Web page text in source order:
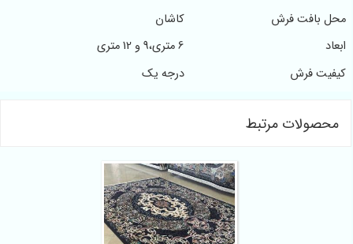
محل بافت فرش
کاشان
ابعاد
6 متری،9 و 12 متری
کیفیت فرش
درجه یک
محصولات مرتبط